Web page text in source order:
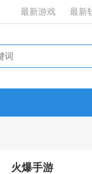
最新游戏 最新
火爆手游